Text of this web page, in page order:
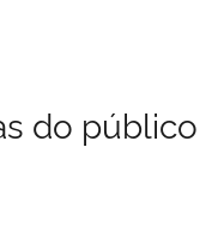
do público